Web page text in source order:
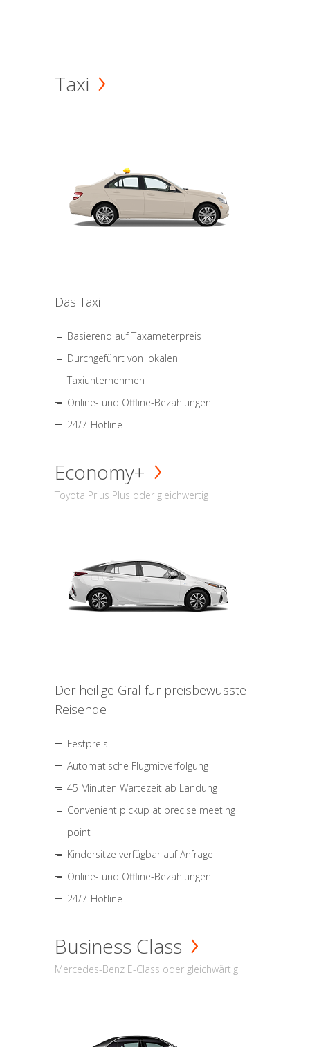
Taxi
Das Taxi
Basierend auf Taxameterpreis
Durchgeführt von lokalen
Taxiunternehmen
Online- und Offline-Bezahlungen
24/7-Hotline
Economy+
Toyota Prius Plus oder gleichwertig
Der heilige Gral für preisbewusste
Reisende
Festpreis
Automatische Flugmitverfolgung
45 Minuten Wartezeit ab Landung
Convenient pickup at precise meeting
point
Kindersitze verfügbar auf Anfrage
Online- und Offline-Bezahlungen
24/7-Hotline
Business Class
Mercedes-Benz E-Class oder gleichwärtig